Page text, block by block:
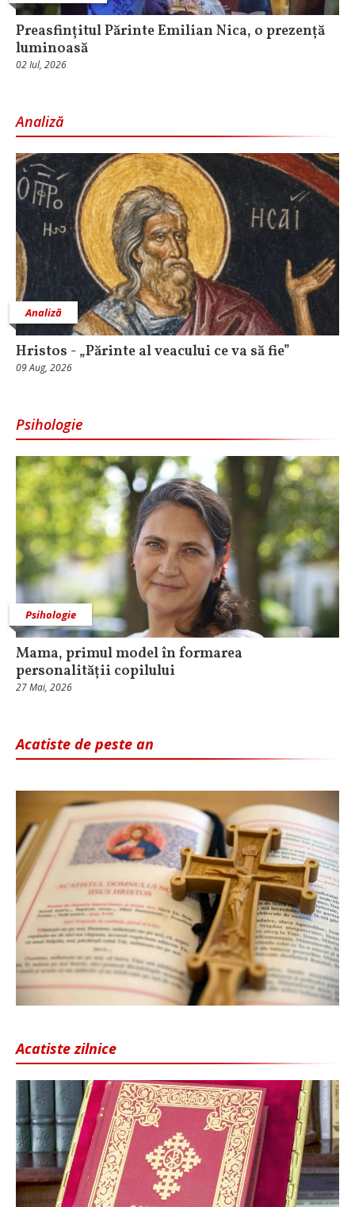
Preasfințitul Părinte Emilian Nica, o prezență
luminoasă
02 Iul, 2026
Analiză
Analiză
Hristos - „Părinte al veacului ce va să fie”
09 Aug, 2026
Psihologie
Psihologie
Mama, primul model în formarea
personalității copilului
27 Mai, 2026
Acatiste de peste an
Acatiste zilnice